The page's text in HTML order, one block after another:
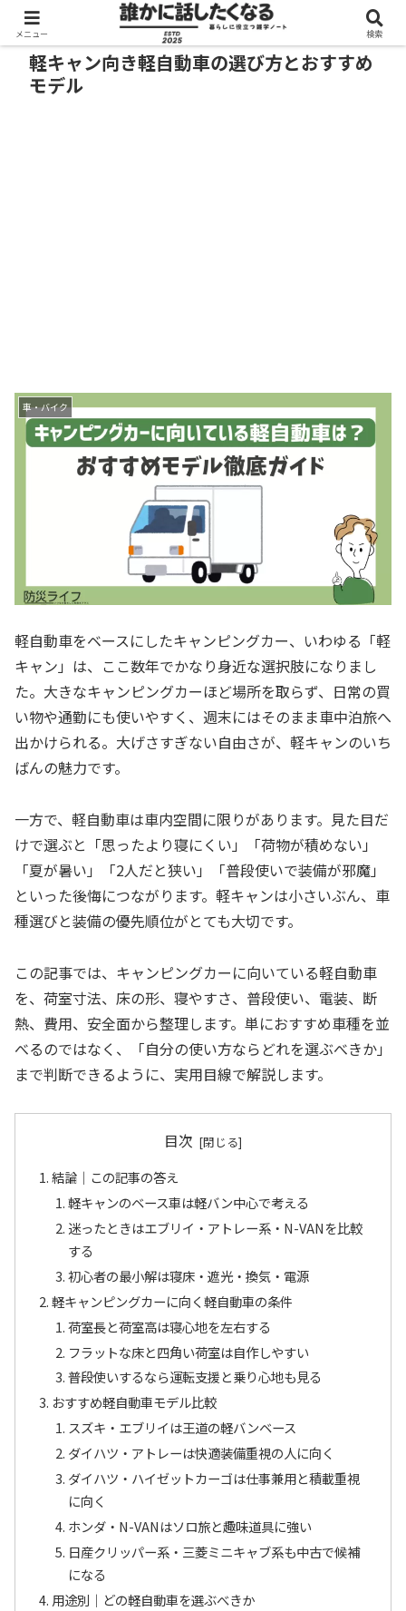
軽キャン向き軽自動車の選び方とおすすめ
モデル
車・バイク
軽自動車をベースにしたキャンピングカー、いわゆる「軽
キャン」は、ここ数年でかなり身近な選択肢になりまし
た。大きなキャンピングカーほど場所を取らず、日常の買
い物や通勤にも使いやすく、週末にはそのまま車中泊旅へ
出かけられる。大げさすぎない自由さが、軽キャンのいち
ばんの魅力です。
一方で、軽自動車は車内空間に限りがあります。見た目だ
けで選ぶと「思ったより寝にくい」「荷物が積めない」
「夏が暑い」「2人だと狭い」「普段使いで装備が邪魔」
といった後悔につながります。軽キャンは小さいぶん、車
種選びと装備の優先順位がとても大切です。
この記事では、キャンピングカーに向いている軽自動車
を、荷室寸法、床の形、寝やすさ、普段使い、電装、断
熱、費用、安全面から整理します。単におすすめ車種を並
べるのではなく、「自分の使い方ならどれを選ぶべきか」
まで判断できるように、実用目線で解説します。
目次
結論｜この記事の答え
軽キャンのベース車は軽バン中心で考える
迷ったときはエブリイ・アトレー系・N-VANを比較
する
初心者の最小解は寝床・遮光・換気・電源
軽キャンピングカーに向く軽自動車の条件
荷室長と荷室高は寝心地を左右する
フラットな床と四角い荷室は自作しやすい
普段使いするなら運転支援と乗り心地も見る
おすすめ軽自動車モデル比較
スズキ・エブリイは王道の軽バンベース
ダイハツ・アトレーは快適装備重視の人に向く
ダイハツ・ハイゼットカーゴは仕事兼用と積載重視
に向く
ホンダ・N-VANはソロ旅と趣味道具に強い
日産クリッパー系・三菱ミニキャブ系も中古で候補
になる
用途別｜どの軽自動車を選ぶべきか
メニュー 検索